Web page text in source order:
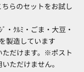
らのセットをお試し
・ｸﾙﾐ・ごま・大豆・
製造しています
だけます。 ※ポスト
ただけません。